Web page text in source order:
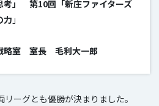
考」 第10回「新庄ファイターズ
力 」
略室 室長 毛利大一郎
ーグとも優勝が決まりました。